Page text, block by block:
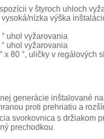
v štyroch uhloch
nízka výška
uhol vyžarovania
uhol vyžarovania
x 80 °, uličky v regálových
generácie inštalované
proti prehriatiu a
svorkovnica s držiakom
prechodkou